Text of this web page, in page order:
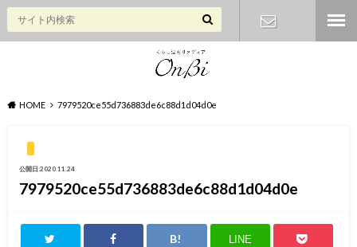
HOME 7979520ce55d736883de6c88d1d04d0e
公開日:2020.11.24
7979520ce55d736883de6c88d1d04d0e
LINE